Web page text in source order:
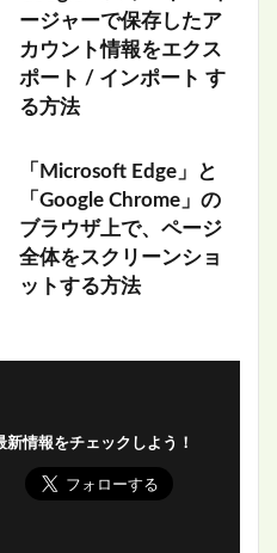
ージャーで保存したア
カウント情報をエクス
ポート / インポート す
る方法
「Microsoft Edge」と
「Google Chrome」の
ブラウザ上で、ページ
全体をスクリーンショ
ットする方法
新情報をチェックしよう！